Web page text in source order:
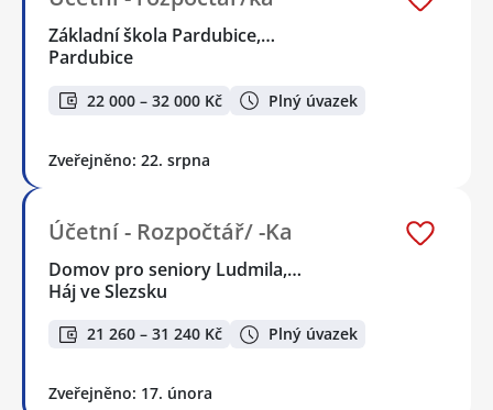
Základní škola Pardubice,…
Pardubice
22 000 – 32 000 Kč Plný úvazek
Zveřejněno: 22. srpna
Účetní - Rozpočtář/ -Ka
Domov pro seniory Ludmila,…
Háj ve Slezsku
21 260 – 31 240 Kč Plný úvazek
Zveřejněno: 17. února